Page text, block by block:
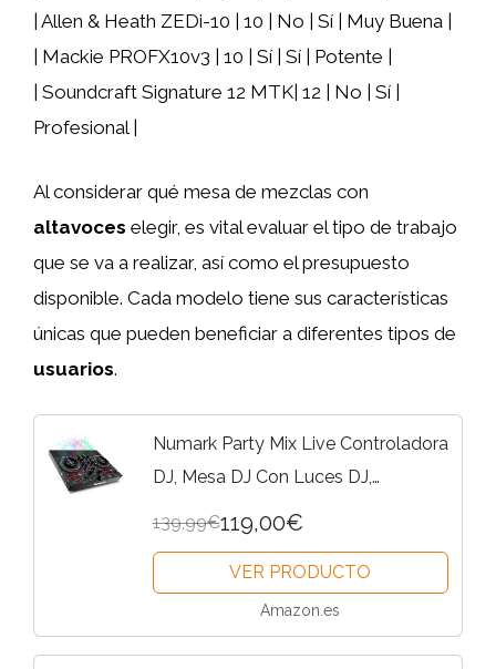
| Allen & Heath ZEDi-10 | 10 | No | Sí | Muy Buena |
| Mackie PROFX10v3 | 10 | Sí | Sí | Potente |
| Soundcraft Signature 12 MTK| 12 | No | Sí |
Profesional |
Al considerar qué mesa de mezclas con
altavoces elegir, es vital evaluar el tipo de trabajo
que se va a realizar, así como el presupuesto
disponible. Cada modelo tiene sus características
únicas que pueden beneficiar a diferentes tipos de
usuarios.
Numark Party Mix Live Controladora
DJ, Mesa DJ Con Luces DJ,
Altavoces, Mezclador DJ e Interfaz
139,99€119,00€
VER PRODUCTO
Amazon.es